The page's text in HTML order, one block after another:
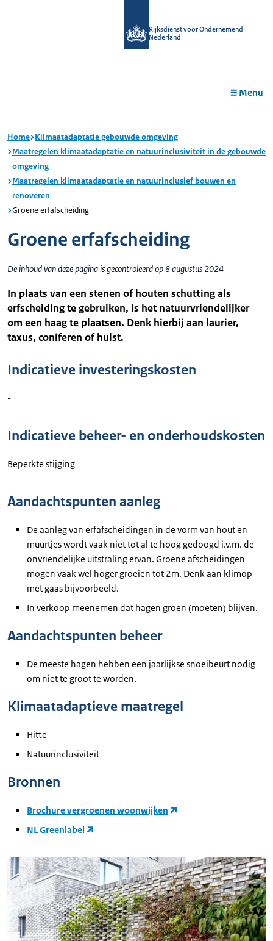
Rijksdienst voor Ondernemend
Nederland
Menu
Home Klimaatadaptatie gebouwde omgeving
Maatregelen klimaatadaptatie en natuurinclusiviteit in de gebouwde
omgeving
Maatregelen klimaatadaptatie en natuurinclusief bouwen en
renoveren
Groene erfafscheiding
Groene erfafscheiding
De inhoud van deze pagina is gecontroleerd op 8 augustus 2024
In plaats van een stenen of houten schutting als
erfscheiding te gebruiken, is het natuurvriendelijker
om een haag te plaatsen. Denk hierbij aan laurier,
taxus, coniferen of hulst.
Indicatieve investeringskosten
-
Indicatieve beheer- en onderhoudskosten
Beperkte stijging
Aandachtspunten aanleg
De aanleg van erfafscheidingen in de vorm van hout en
muurtjes wordt vaak niet tot al te hoog gedoogd i.v.m. de
onvriendelijke uitstraling ervan. Groene afscheidingen
mogen vaak wel hoger groeien tot 2m. Denk aan klimop
met gaas bijvoorbeeld.
In verkoop meenemen dat hagen groen (moeten) blijven.
Aandachtspunten beheer
De meeste hagen hebben een jaarlijkse snoeibeurt nodig
om niet te groot te worden.
Klimaatadaptieve maatregel
Hitte
Natuurinclusiviteit
Bronnen
Brochure vergroenen woonwijken
NL Greenlabel